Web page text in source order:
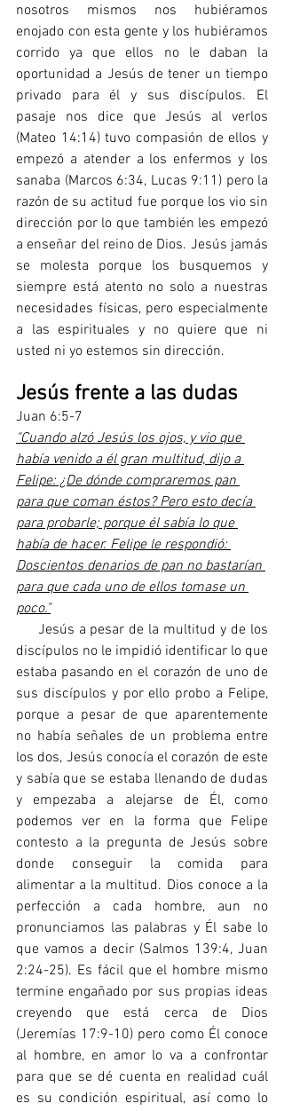
nosotros mismos nos hubiéramos
enojado con esta gente y los hubiéramos
corrido ya que ellos no le daban la
oportunidad a Jesús de tener un tiempo
privado para él y sus discípulos. El
pasaje nos dice que Jesús al verlos
(Mateo 14:14) tuvo compasión de ellos y
empezó a atender a los enfermos y los
sanaba (Marcos 6:34, Lucas 9:11) pero la
razón de su actitud fue porque los vio sin
dirección por lo que también les empezó
a enseñar del reino de Dios. Jesús jamás
se molesta porque los busquemos y
siempre está atento no solo a nuestras
necesidades físicas, pero especialmente
a las espirituales y no quiere que ni
usted ni yo estemos sin dirección.
Jesús frente a las dudas
Juan 6:5-7
"Cuando alzó Jesús los ojos, y vio que
había venido a él gran multitud, dijo a
Felipe: ¿De dónde compraremos pan
para que coman éstos? Pero esto decía
para probarle; porque él sabía lo que
había de hacer. Felipe le respondió:
Doscientos denarios de pan no bastarían
para que cada uno de ellos tomase un
poco."
discípulos no le impidió identificar lo que
estaba pasando en el corazón de uno de
sus discípulos y por ello probo a Felipe,
porque a pesar de que aparentemente
no había señales de un problema entre
los dos, Jesús conocía el corazón de este
y sabía que se estaba llenando de dudas
y empezaba a alejarse de Él, como
podemos ver en la forma que Felipe
contesto a la pregunta de Jesús sobre
donde conseguir la comida para
alimentar a la multitud. Dios conoce a la
perfección a cada hombre, aun no
pronunciamos las palabras y Él sabe lo
que vamos a decir (Salmos 139:4, Juan
2:24-25). Es fácil que el hombre mismo
termine engañado por sus propias ideas
creyendo que está cerca de Dios
(Jeremías 17:9-10) pero como Él conoce
al hombre, en amor lo va a confrontar
para que se dé cuenta en realidad cuál
es su condición espiritual, así como lo